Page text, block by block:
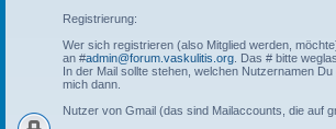
Registrierung:
Wer sich registrieren (also Mitglied werden,
an #admin@forum.vaskulitis.org . Das # bitte
In der Mail sollte stehen, welchen Nutzernamen
mich dann.
Nutzer von Gmail (das sind Mailaccounts, die auf